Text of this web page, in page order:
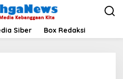
Siber Box Redaksi